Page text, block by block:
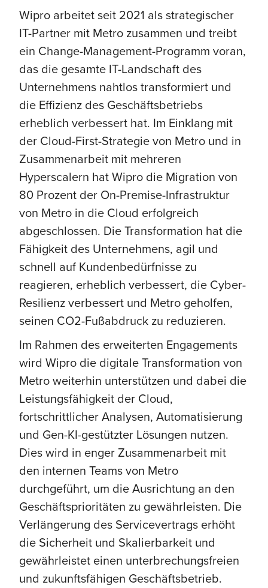
Wipro arbeitet seit 2021 als strategischer
IT-Partner mit Metro zusammen und treibt
ein Change-Management-Programm voran,
das die gesamte IT-Landschaft des
Unternehmens nahtlos transformiert und
die Effizienz des Geschäftsbetriebs
erheblich verbessert hat. Im Einklang mit
der Cloud-First-Strategie von Metro und in
Zusammenarbeit mit mehreren
Hyperscalern hat Wipro die Migration von
80 Prozent der On-Premise-Infrastruktur
von Metro in die Cloud erfolgreich
abgeschlossen. Die Transformation hat die
Fähigkeit des Unternehmens, agil und
schnell auf Kundenbedürfnisse zu
reagieren, erheblich verbessert, die Cyber-
Resilienz verbessert und Metro geholfen,
seinen CO2-Fußabdruck zu reduzieren.
Im Rahmen des erweiterten Engagements
wird Wipro die digitale Transformation von
Metro weiterhin unterstützen und dabei die
Leistungsfähigkeit der Cloud,
fortschrittlicher Analysen, Automatisierung
und Gen-KI-gestützter Lösungen nutzen.
Dies wird in enger Zusammenarbeit mit
den internen Teams von Metro
durchgeführt, um die Ausrichtung an den
Geschäftsprioritäten zu gewährleisten. Die
Verlängerung des Servicevertrags erhöht
die Sicherheit und Skalierbarkeit und
gewährleistet einen unterbrechungsfreien
und zukunftsfähigen Geschäftsbetrieb.